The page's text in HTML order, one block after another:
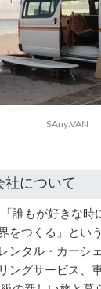
SAny.VAN
社について
誰もが好きな時
をつくる」とい
ンタル・カーシ
ングサービス、